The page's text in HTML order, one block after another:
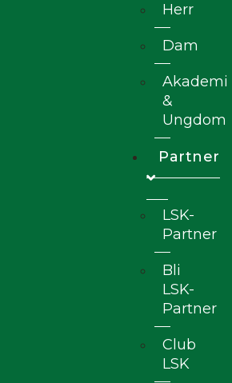
Herr
Dam
Akademi
&
Ungdom
Partner
LSK-
Partner
Bli
LSK-
Partner
Club
LSK